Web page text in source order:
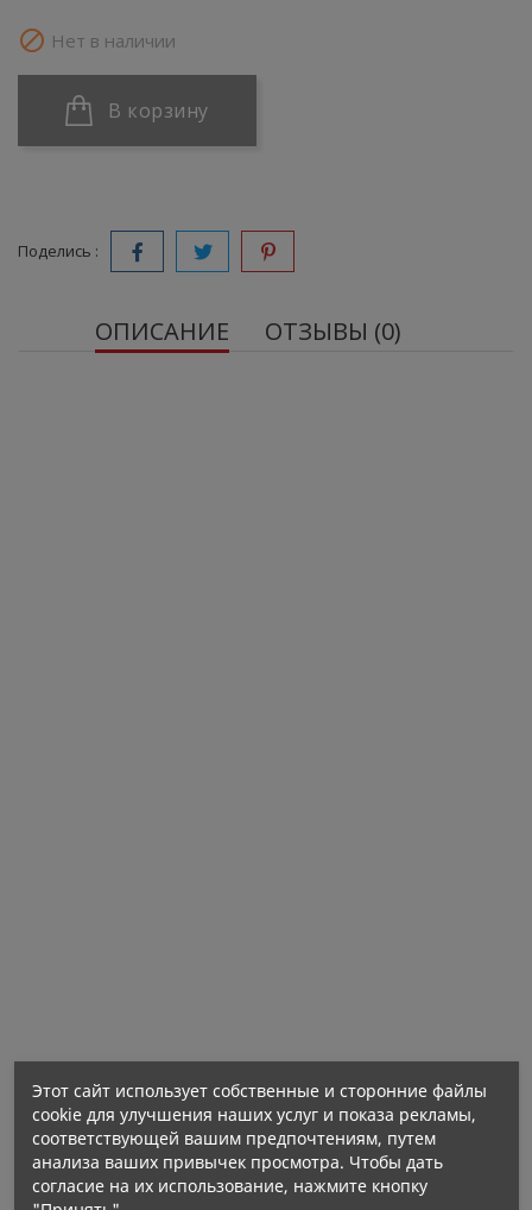
 Нет в наличии
В корзину
Поделись :
ОПИСАНИЕ ОТЗЫВЫ (0)
Этот сайт использует собственные и сторонние файлы
cookie для улучшения наших услуг и показа рекламы,
соответствующей вашим предпочтениям, путем
анализа ваших привычек просмотра. Чтобы дать
согласие на их использование, нажмите кнопку